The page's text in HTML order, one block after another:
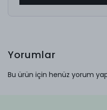
Yorumlar
Bu ürün için henüz yorum